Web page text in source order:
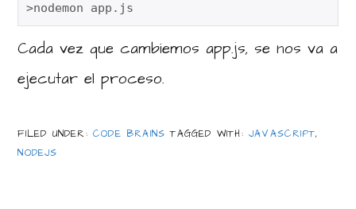
>nodemon app.js
Cada vez que cambiemos app.js, se nos va a
ejecutar el proceso.
FILED UNDER: CODE BRAINS TAGGED WITH:JAVASCRIPT,
NODEJS